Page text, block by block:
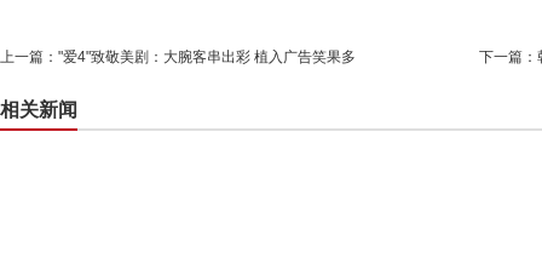
上一篇： "爱4"致敬美剧：大腕客串出彩 植入广告笑果多 下一篇：
相关新闻